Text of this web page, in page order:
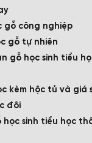
gỗ công nghiệp
gỗ tự nhiên
gỗ học sinh tiểu
kèm hộc tủ và giá
đôi
học sinh tiểu học